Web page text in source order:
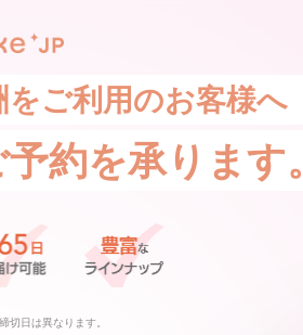
ご利用のお客様へ
予約を承ります。
切日は異なります。